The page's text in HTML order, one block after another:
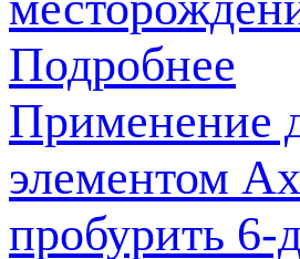
Подробнее
Применение
элементом
пробурить